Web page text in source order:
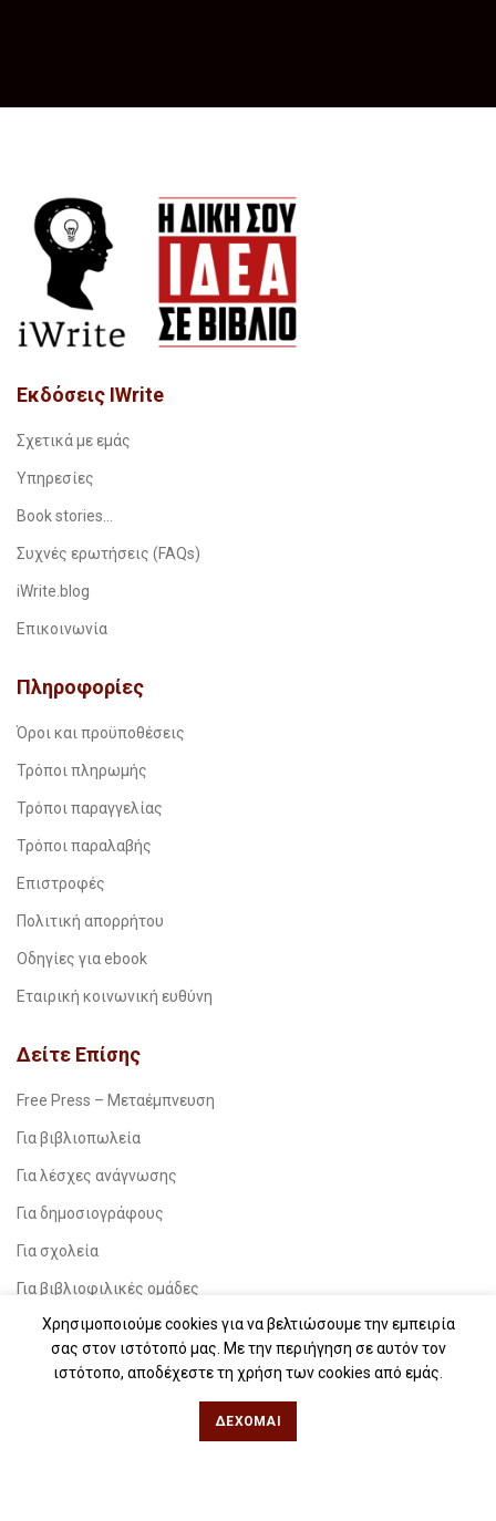
Εκδόσεις IWrite
Σχετικά με εμάς
Υπηρεσίες
Book stories…
Συχνές ερωτήσεις (FAQs)
iWrite.blog
Επικοινωνία
Πληροφορίες
Όροι και προϋποθέσεις
Τρόποι πληρωμής
Τρόποι παραγγελίας
Τρόποι παραλαβής
Επιστροφές
Πολιτική απορρήτου
Οδηγίες για ebook
Εταιρική κοινωνική ευθύνη
Δείτε Επίσης
Free Press – Μεταέμπνευση
Για βιβλιοπωλεία
Για λέσχες ανάγνωσης
Για δημοσιογράφους
Για σχολεία
Για βιβλιοφιλικές ομάδες
Θεσσαλονίκη
Χρησιμοποιούμε cookies για να βελτιώσουμε την εμπειρία
σας στον ιστότοπό μας. Με την περιήγηση σε αυτόν τον
ιστότοπο, αποδέχεστε τη χρήση των cookies από εμάς.
ΔΈΧΟΜΑΙ